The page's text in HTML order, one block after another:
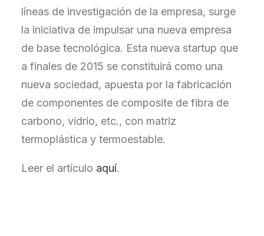
líneas de investigación de la empresa, surge
la iniciativa de impulsar una nueva empresa
de base tecnológica. Esta nueva startup que
a finales de 2015 se constituirá como una
nueva sociedad, apuesta por la fabricación
de componentes de composite de fibra de
carbono, vidrio, etc., con matriz
termoplástica y termoestable.
Leer el artículo aquí.